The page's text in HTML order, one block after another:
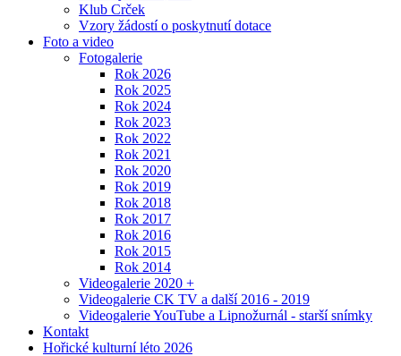
Klub Crček
Vzory žádostí o poskytnutí dotace
Foto a video
Fotogalerie
Rok 2026
Rok 2025
Rok 2024
Rok 2023
Rok 2022
Rok 2021
Rok 2020
Rok 2019
Rok 2018
Rok 2017
Rok 2016
Rok 2015
Rok 2014
Videogalerie 2020 +
Videogalerie CK TV a další 2016 - 2019
Videogalerie YouTube a Lipnožurnál - starší snímky
Kontakt
Hořické kulturní léto 2026